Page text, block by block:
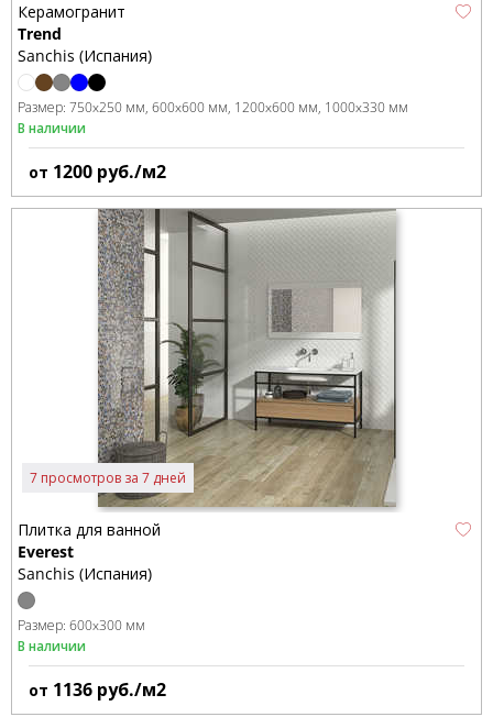
Керамогранит
Trend
Sanchis (Испания)
Размер: 750x250 мм 600x600 мм 1200x600 мм 1000x330 мм
В наличии
от 1200 руб./м2
7 просмотров за 7 дней
Плитка для ванной
Everest
Sanchis (Испания)
Размер: 600x300 мм
В наличии
от 1136 руб./м2